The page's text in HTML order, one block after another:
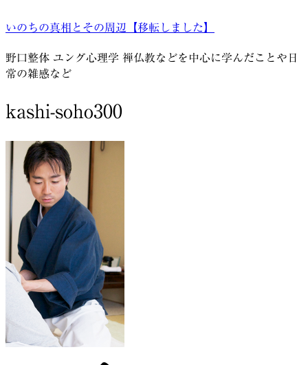
ン
ン
ツ
ス
ッ
プ
いのちの真相とその周辺【移転しました】
野口整体 ユング心理学 禅仏教などを中心に学んだことや日
常の雑感など
kashi-soho300